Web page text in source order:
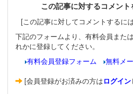
この記事に対するコメン
[この記事に対してコメントするに
下記のフォームより、有料会員また
れかに登録してください。
有料会員登録フォーム
無料メ
[会員登録がお済みの方はログイン